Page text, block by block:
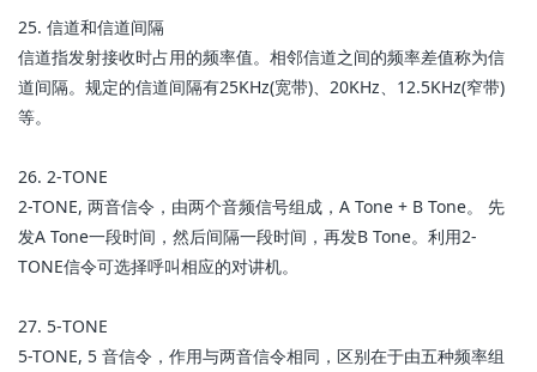
25. 信道和信道间隔
信道指发射接收时占用的频率值。相邻信道之间的频率差值称为信
道间隔。规定的信道间隔有25KHz(宽带)、20KHz、12.5KHz(窄带)
等。
26. 2-TONE
2-TONE, 两音信令，由两个音频信号组成，A Tone + B Tone。 先
发A Tone一段时间，然后间隔一段时间，再发B Tone。利用2-
TONE信令可选择呼叫相应的对讲机。
27. 5-TONE
5-TONE, 5 音信令，作用与两音信令相同，区别在于由五种频率组